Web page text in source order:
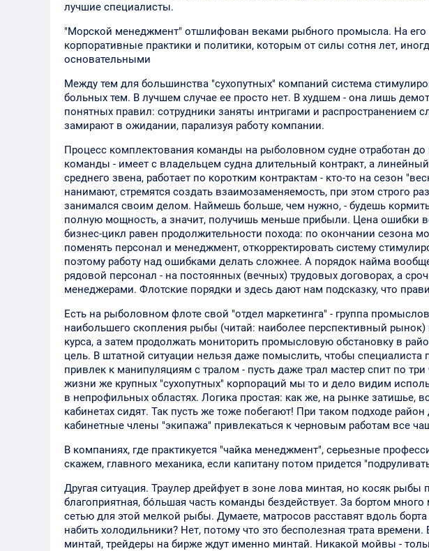
лучшие специалисты.
"Морской менеджмент" отшлифован веками рыбного промысла. На
корпоративные практики и политики, которым от силы сотня лет,
основательными
Между тем для большинства "сухопутных" компаний система
больных тем. В лучшем случае ее просто нет. В худшем - она лишь
понятных правил: сотрудники заняты интригами и распространением
замирают в ожидании, парализуя работу компании.
Процесс комплектования команды на рыболовном судне отработан
команды - имеет с владельцем судна длительный контракт, а
среднего звена, работает по коротким контрактам - кто-то на сезон
нанимают, стремятся создать взаимозаменяемость, при этом строго
занимался своим делом. Наймешь больше, чем нужно, - будешь
полную мощность, а значит, получишь меньше прибыли. Цена ошибки
бизнес-цикл равен продолжительности похода: по окончании сезона
поменять персонал и менеджмент, откорректировать систему
поэтому работу над ошибками делать сложнее. А порядок найма
рядовой персонал - на постоянных (вечных) трудовых договорах, а
менеджерами. Флотские порядки и здесь дают нам подсказку, что
Есть на рыболовном флоте свой "отдел маркетинга" - группа
наибольшего скопления рыбы (читай: наиболее перспективный
курса, а затем продолжать мониторить промысловую обстановку в
цель. В штатной ситуации нельзя даже помыслить, чтобы
привлек к манипуляциям с тралом - пусть даже трал мастер спит по три
жизни же крупных "сухопутных" корпораций мы то и дело видим
в непрофильных областях. Логика простая: как же, на рынке затишье,
кабинетах сидят. Так пусть же тоже побегают! При таком подходе
кабинетные члены "экипажа" привлекаться к черновым работам все
В компаниях, где практикуется "чайка менеджмент", серьезные
скажем, главного механика, если капитану потом придется
Другая ситуация. Траулер дрейфует в зоне лова минтая, но косяк рыбы
благоприятная, бóльшая часть команды бездействует. За бортом
сетью для этой мелкой рыбы. Думаете, матросов расставят вдоль
набить холодильники? Нет, потому что это бесполезная трата
минтай, трейдеры на бирже ждут именно минтай. Никакой мойвы -